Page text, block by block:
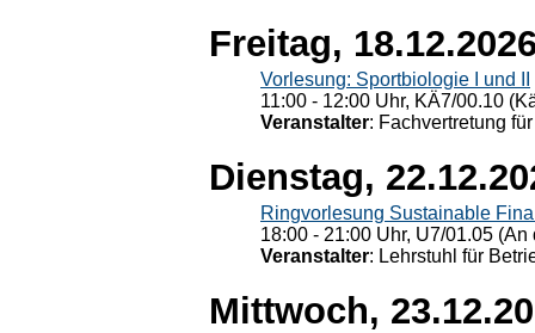
Freitag,
Vorlesung: Sportbiologie I und II
11:00 - 12:00 Uhr, KÄ7/00.10
Veranstalter: Fachvertretung
Dienstag,
Ringvorlesung Sustainable
18:00 - 21:00 Uhr, U7/01.05
Veranstalter: Lehrstuhl für
Mittwoch,